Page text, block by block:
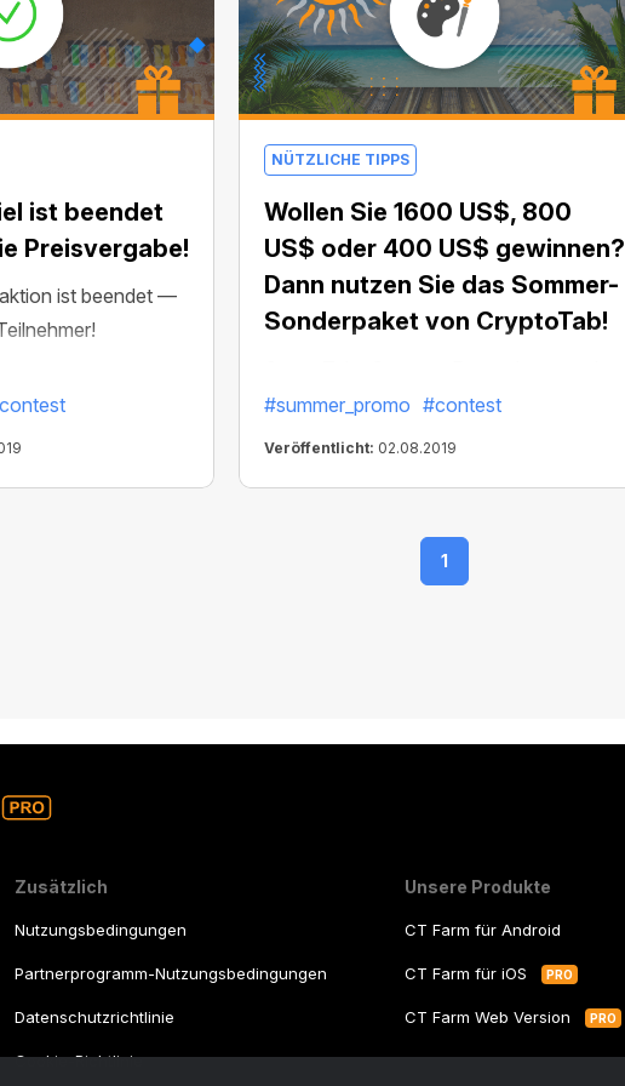
ist beendet
Preisvergabe!
ist beendet —
NÜTZLICHE TIPPS
Wollen Sie 1600 US$, 800
US$ oder 400 US$ gewinnen?
Dann nutzen Sie das Sommer-
Sonderpaket von CryptoTab!
begonnen, erinnerst du dich? Lass es uns
schnell auffrischen:
#summer_promo #contest
Veröffentlicht: 02.08.2019
1
Zusätzlich
Nutzungsbedingungen
Partnerprogramm-Nutzungsbedingungen
Datenschutzrichtlinie
Cookie-Richtlinie
Unsere Produkte
CT Farm für Android
CT Farm für iOS PRO
CT Farm Web Version PRO